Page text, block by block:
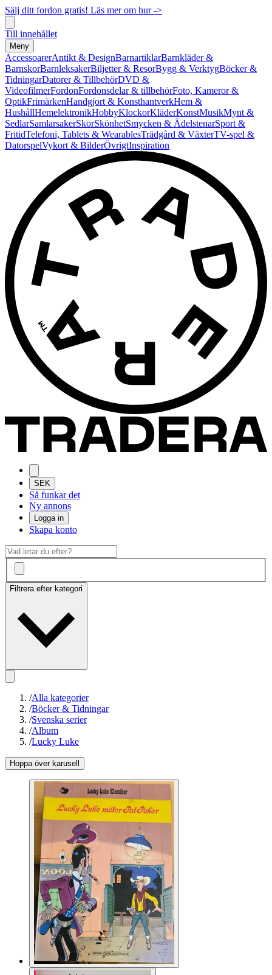
Sälj ditt fordon gratis! Läs mer om hur ->
Till innehållet
Meny
AccessoarerAntikt & DesignBarnartiklarBarnkläder &
BarnskorBarnleksakerBiljetter & ResorBygg & VerktygBöcker &
TidningarDatorer & TillbehörDVD &
VideofilmerFordonFordonsdelar & tillbehörFoto, Kameror &
OptikFrimärkenHandgjort & KonsthantverkHem &
HushållHemelektronikHobbyKlockorKläderKonstMusikMynt &
SedlarSamlarsakerSkorSkönhetSmycken & ÄdelstenarSport &
FritidTelefoni, Tablets & WearablesTrädgård & VäxterTV-spel &
DatorspelVykort & BilderÖvrigtInspiration
SEK
Så funkar det
Ny annons
Logga in
Skapa konto
Filtrera efter kategori
/Alla kategorier
/Böcker & Tidningar
/Svenska serier
/Album
/Lucky Luke
Hoppa över karusell